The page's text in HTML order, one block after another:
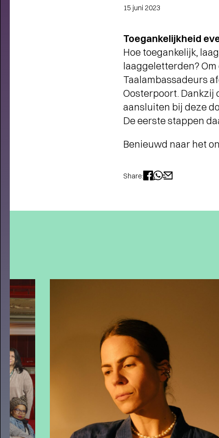
THEATERMAKER STEEF DE
15 juni 2023
Toegankelijkheid
Hoe toegankelijk,
laaggeletterden?
Taalambassadeurs
Oosterpoort. Dankzij
aansluiten bij deze
De eerste stappen
Benieuwd naar het
Share: